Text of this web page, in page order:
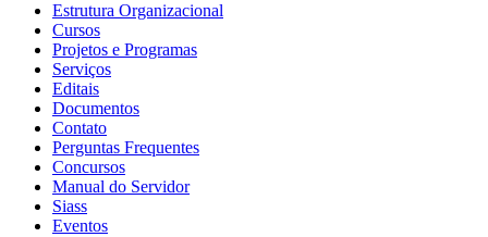
Estrutura Organizacional
Cursos
Projetos e Programas
Serviços
Editais
Documentos
Contato
Perguntas Frequentes
Concursos
Manual do Servidor
Siass
Eventos